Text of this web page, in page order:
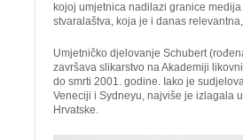
kojoj umjetnica nadilazi granice
stvaralaštva, koja je i danas
Umjetničko djelovanje Schubert
završava slikarstvo na Akademiji
do smrti 2001. godine. Iako je
Veneciji i Sydneyu, najviše je izlagala
Hrvatske.